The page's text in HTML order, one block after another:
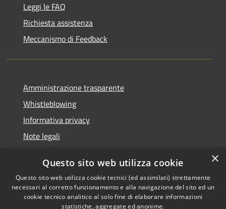
Leggi le FAQ
Richiesta assistenza
Meccanismo di Feedback
Amministrazione trasparente
Whistleblowing
Informativa privacy
Note legali
Segnalazioni di inaccessibilità
×
Questo sito web utilizza cookie
Questo sito web utilizza cookie tecnici (ed assimilati) strettamente
necessari al corretto funzionamento e alla navigazione del sito ed un
cookie tecnico analitico al solo fine di elaborare informazioni
statistiche, aggregate ed anonime.